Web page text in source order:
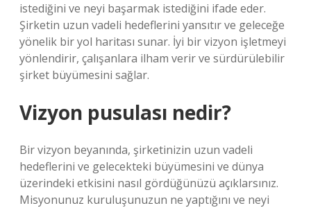
istediğini ve neyi başarmak istediğini ifade eder.
Şirketin uzun vadeli hedeflerini yansıtır ve geleceğe
yönelik bir yol haritası sunar. İyi bir vizyon işletmeyi
yönlendirir, çalışanlara ilham verir ve sürdürülebilir
şirket büyümesini sağlar.
Vizyon pusulası nedir?
Bir vizyon beyanında, şirketinizin uzun vadeli
hedeflerini ve gelecekteki büyümesini ve dünya
üzerindeki etkisini nasıl gördüğünüzü açıklarsınız.
Misyonunuz kuruluşunuzun ne yaptığını ve neyi